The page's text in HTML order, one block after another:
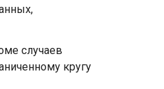
случаев
кругу